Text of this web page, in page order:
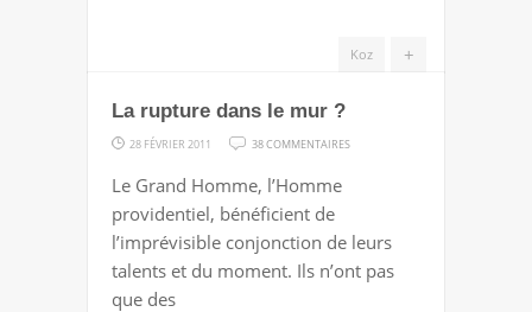
+
Koz
La rupture dans le mur ?
28 FÉVRIER 2011 38 COMMENTAIRES
LE
MUR
Le Grand Homme, l’Homme
providentiel, bénéficient de
l’imprévisible conjonction de leurs
talents et du moment. Ils n’ont pas
que des